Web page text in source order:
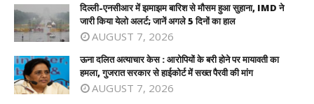
दिल्ली-एनसीआर में झमाझम बारिश से मौसम हुआ सुहाना, IMD ने
जारी किया येलो अलर्ट; जानें अगले 5 दिनों का हाल
AUGUST 7, 2026
ऊना दलित अत्याचार केस : आरोपियों के बरी होने पर मायावती का
हमला, गुजरात सरकार से हाईकोर्ट में सख्त पैरवी की मांग
AUGUST 7, 2026